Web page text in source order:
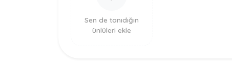
Sen de tanıdığın
ünlüleri ekle